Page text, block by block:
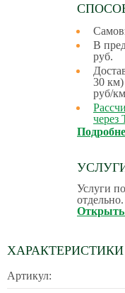
В
руб.
30 км)
руб/
через
Услуги
отдельно.
Открыть
ХАРАКТЕРИСТИКИ
Артикул: